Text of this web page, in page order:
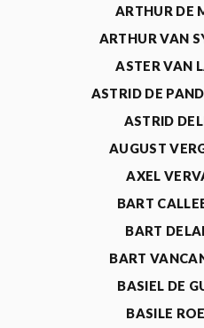
ARTHUR DE
ARTHUR VAN
ASTER VAN
ASTRID DE
ASTRID
AUGUST
AXEL
BART
BART
BART
BASIEL DE
BASILE